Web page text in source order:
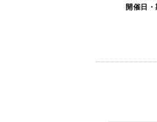
開催日・